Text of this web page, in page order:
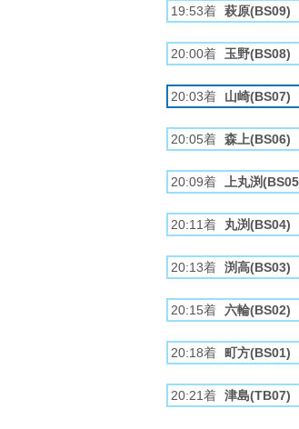
19:53着 萩原(BS09)
20:00着 玉野(BS08)
20:03着 山崎(BS07)
20:05着 森上(BS06)
20:09着 上丸渕
20:11着 丸渕(BS04)
20:13着 渕高(BS03)
20:15着 六輪(BS02)
20:18着 町方(BS01)
20:21着 津島(TB07)